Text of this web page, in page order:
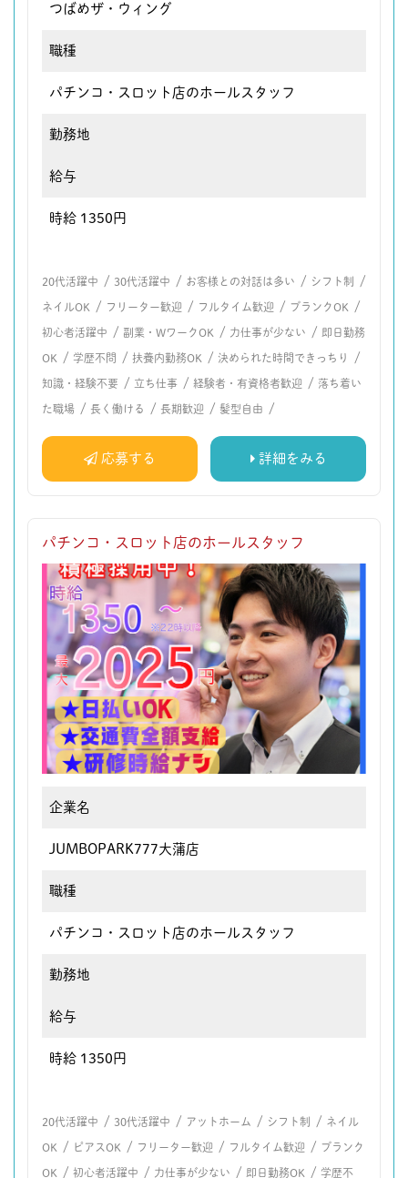
つばめザ・ウィング
職種
パチンコ・スロット店のホールスタッフ
勤務地
給与
時給 1350円
20代活躍中 / 30代活躍中 / お客様との対話は多い / シフト制 /
ネイルOK / フリーター歓迎 / フルタイム歓迎 / ブランクOK /
初心者活躍中 / 副業・WワークOK / 力仕事が少ない / 即日勤務
OK / 学歴不問 / 扶養内勤務OK / 決められた時間できっちり /
知識・経験不要 / 立ち仕事 / 経験者・有資格者歓迎 / 落ち着い
た職場 / 長く働ける / 長期歓迎 / 髪型自由 /
応募する 詳細をみる
パチンコ・スロット店のホールスタッフ
企業名
JUMBOPARK777大蒲店
職種
パチンコ・スロット店のホールスタッフ
勤務地
給与
時給 1350円
20代活躍中 / 30代活躍中 / アットホーム / シフト制 / ネイル
OK / ピアスOK / フリーター歓迎 / フルタイム歓迎 / ブランク
OK / 初心者活躍中 / 力仕事が少ない / 即日勤務OK / 学歴不